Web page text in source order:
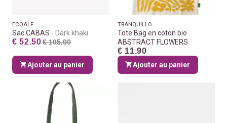
ECOALF
Sac CABAS Dark khaki
€ 52.50 € 105.00
Ajouter au panier
TRANQUILLO
Tote Bag en coton bio
ABSTRACT FLOWERS
€ 11.90
Ajouter au panier